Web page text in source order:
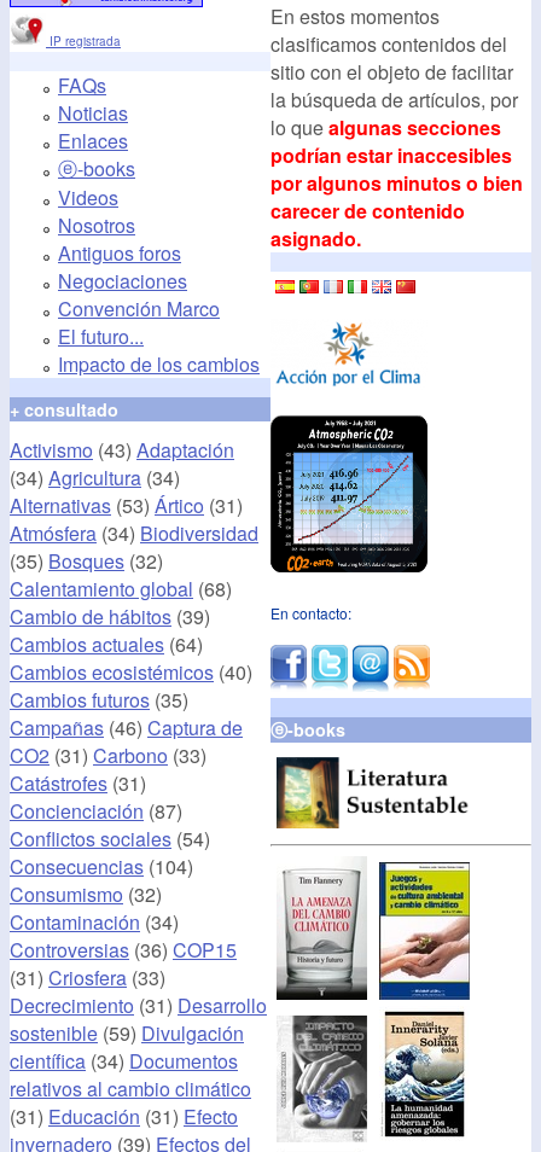
IP registrada
FAQs
Noticias
Enlaces
ⓔ-books
Videos
Nosotros
Antiguos foros
Negociaciones
Convención Marco
El futuro...
Impacto de los cambios
+ consultado
Activismo (43) Adaptación
(34) Agricultura (34)
Alternativas (53) Ártico (31)
Atmósfera (34) Biodiversidad
(35) Bosques (32)
Calentamiento global (68)
Cambio de hábitos (39)
Cambios actuales (64)
Cambios ecosistémicos (40)
Cambios futuros (35)
Campañas (46) Captura de
CO2 (31) Carbono (33)
Catástrofes (31)
Concienciación (87)
Conflictos sociales (54)
Consecuencias (104)
Consumismo (32)
Contaminación (34)
Controversias (36) COP15
(31) Criosfera (33)
Decrecimiento (31) Desarrollo
sostenible (59) Divulgación
científica (34) Documentos
relativos al cambio climático
(31) Educación (31) Efecto
invernadero (39) Efectos del
En estos momentos
clasificamos contenidos del
sitio con el objeto de facilitar
la búsqueda de artículos, por
lo quealgunas secciones
podrían estar inaccesibles
por algunos minutos o bien
carecer de contenido
asignado.
En contacto:
ⓔ-books